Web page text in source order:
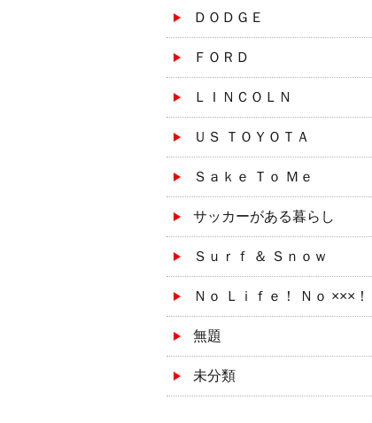
ＤＯＤＧＥ
ＦＯＲＤ
ＬＩＮＣＯＬＮ
ＵＳ ＴＯＹＯＴＡ
Ｓａｋｅ Ｔｏ Ｍｅ
サッカーがある暮らし
Ｓｕｒｆ ＆ Ｓｎｏｗ
Ｎｏ Ｌｉｆｅ！ Ｎｏ ×××！
無題
未分類